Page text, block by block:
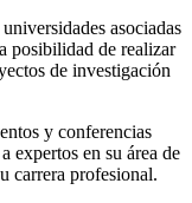
asociadas
posibilidad de realizar
de investigación
y conferencias
expertos en su área de
carrera profesional.